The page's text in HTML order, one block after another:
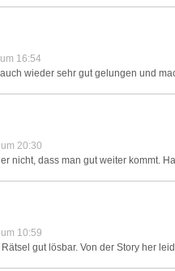
16:54
wieder sehr gut gelungen und
20:30
nicht, dass man gut weiter kommt.
10:59
gut lösbar. Von der Story her